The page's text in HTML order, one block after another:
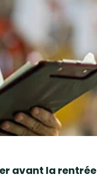
avant la rentrée